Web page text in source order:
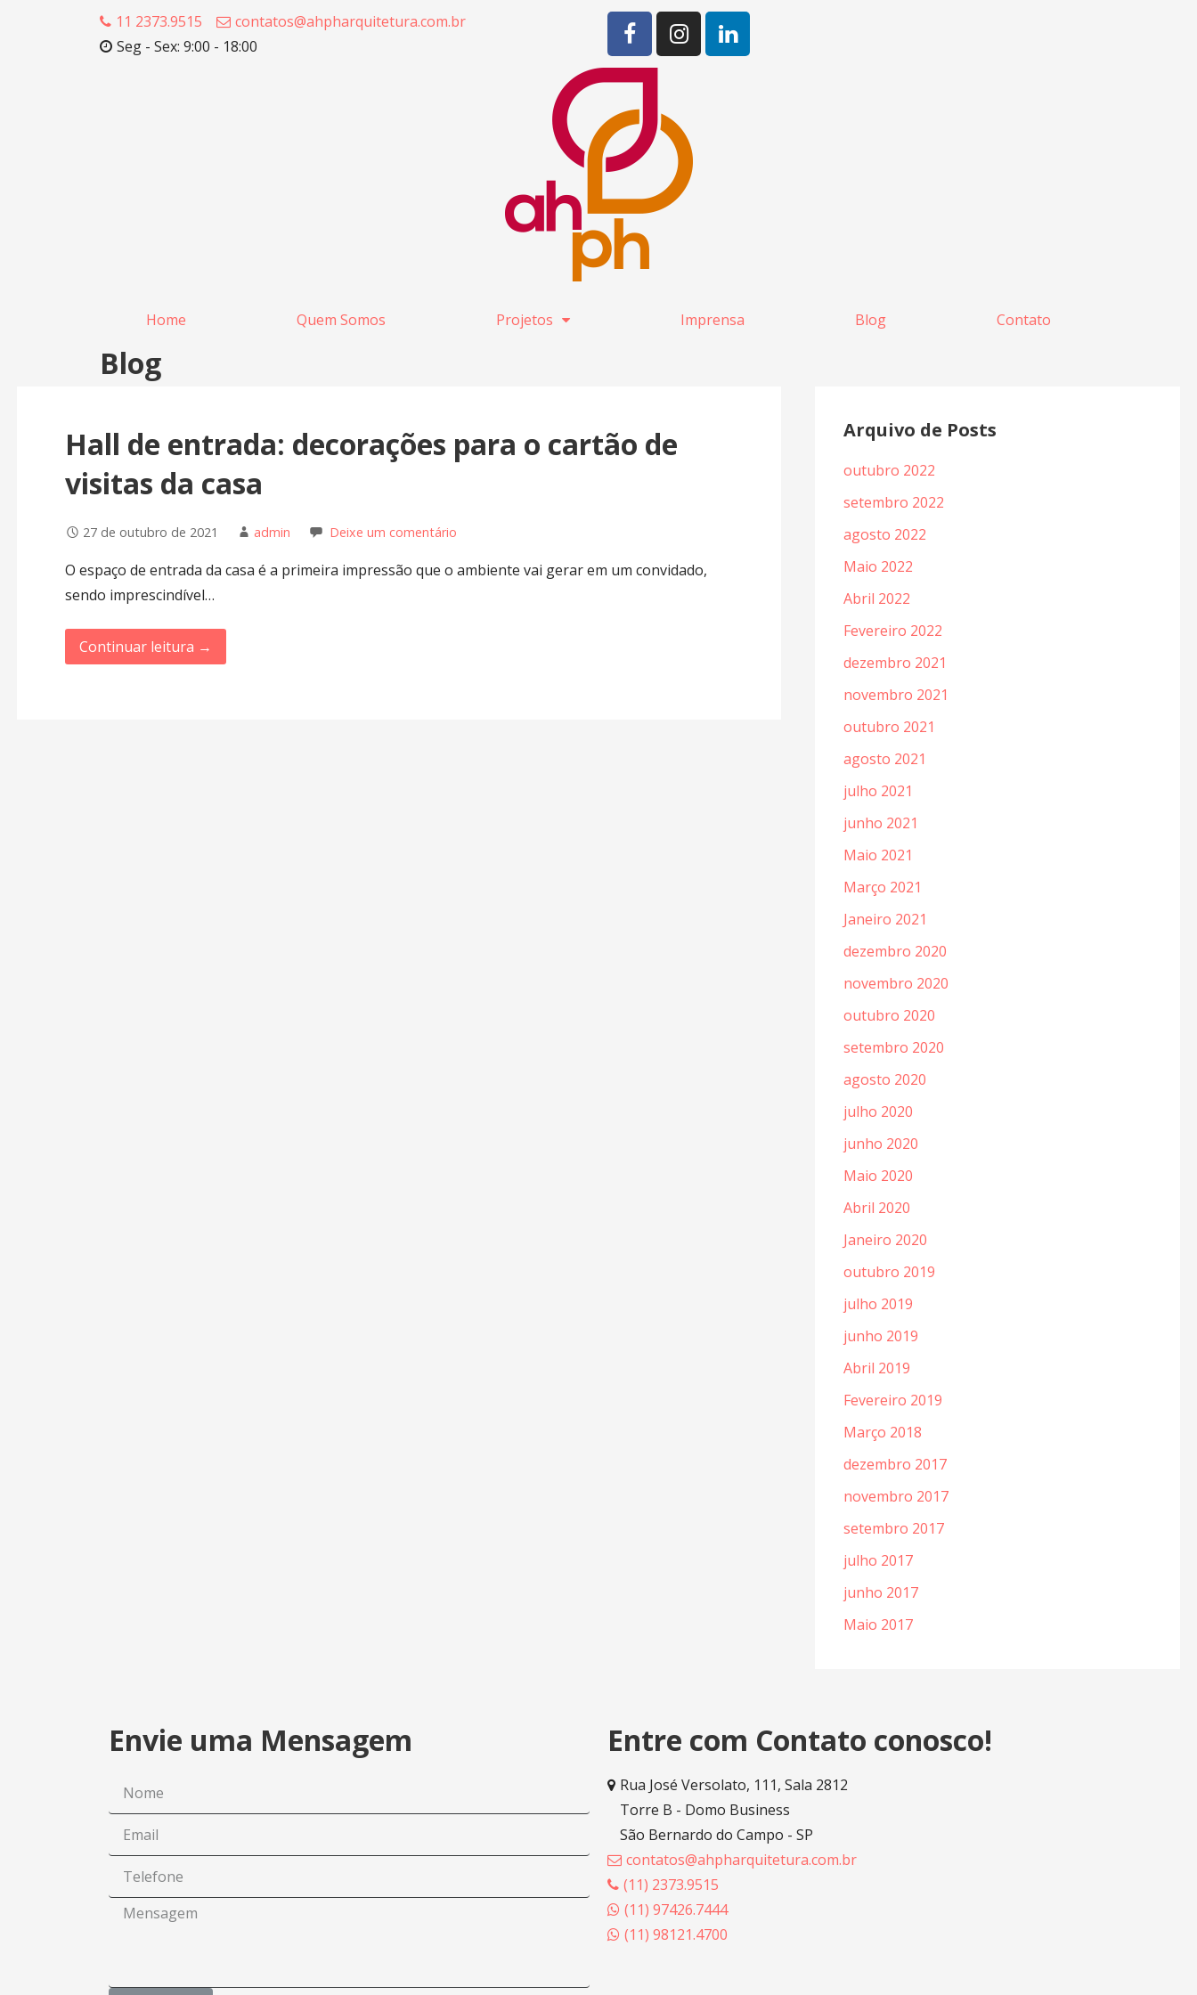
11 2373.9515
contatos@ahpharquitetura.com.br
Seg - Sex: 9:00 - 18:00
Home Quem Somos Projetos Imprensa Blog Contato
Blog
Hall de entrada: decorações para o cartão de
visitas da casa
27 de outubro de 2021 admin Deixe um comentário
O espaço de entrada da casa é a primeira impressão que o ambiente vai gerar em um convidado,
sendo imprescindível…
Continuar leitura →
Arquivo de Posts
outubro 2022
setembro 2022
agosto 2022
Maio 2022
Abril 2022
Fevereiro 2022
dezembro 2021
novembro 2021
outubro 2021
agosto 2021
julho 2021
junho 2021
Maio 2021
Março 2021
Janeiro 2021
dezembro 2020
novembro 2020
outubro 2020
setembro 2020
agosto 2020
julho 2020
junho 2020
Maio 2020
Abril 2020
Janeiro 2020
outubro 2019
julho 2019
junho 2019
Abril 2019
Fevereiro 2019
Março 2018
dezembro 2017
novembro 2017
setembro 2017
julho 2017
junho 2017
Maio 2017
Envie uma Mensagem Entre com Contato conosco!
Rua José Versolato, 111, Sala 2812
Torre B - Domo Business
São Bernardo do Campo - SP
contatos@ahpharquitetura.com.br
(11) 2373.9515
(11) 97426.7444
(11) 98121.4700